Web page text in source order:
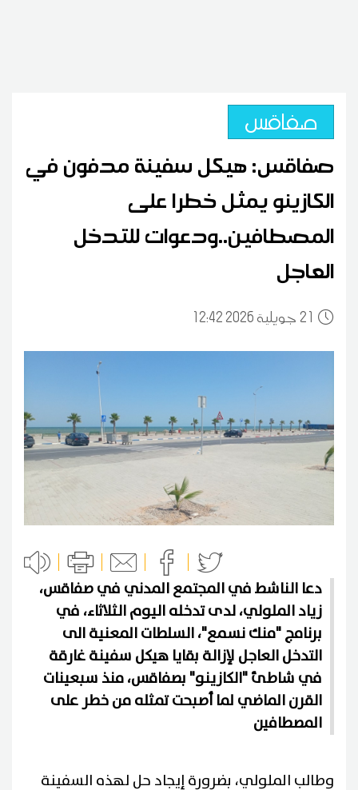
صفاقس
صفاقس: هيكل سفينة مدفون في
الكازينو يمثل خطرا على
المصطافين..ودعوات للتدخل
العاجل
21 12:42 2026 جويلية
دعا الناشط في المجتمع المدني في صفاقس،
زياد الملولي، لدى تدخله اليوم الثلاثاء، في
برنامج "منك نسمع"، السلطات المعنية الى
التدخل العاجل لإزالة بقايا هيكل سفينة غارقة
في شاطئ "الكازينو" بصفاقس، منذ سبعينات
القرن الماضي لما أصبحت تمثله من خطر على
المصطافين
وطالب الملولي، بضرورة إيجاد حل لهذه السفينة